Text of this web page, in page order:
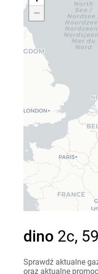
−
dino 2c,
Sprawdź aktualne
oraz aktualne